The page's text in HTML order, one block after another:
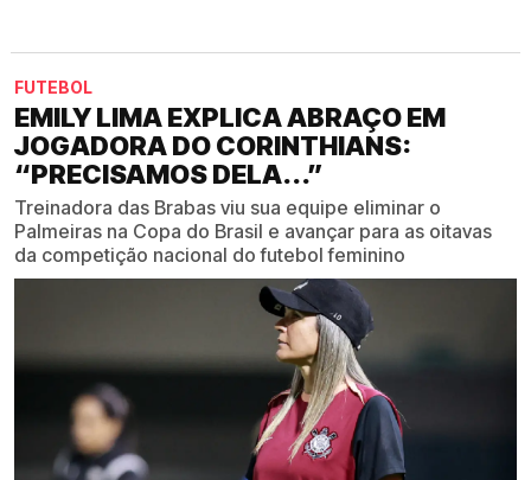
FUTEBOL
EMILY LIMA EXPLICA ABRAÇO EM
JOGADORA DO CORINTHIANS:
“PRECISAMOS DELA...”
Treinadora das Brabas viu sua equipe eliminar o
Palmeiras na Copa do Brasil e avançar para as oitavas
da competição nacional do futebol feminino